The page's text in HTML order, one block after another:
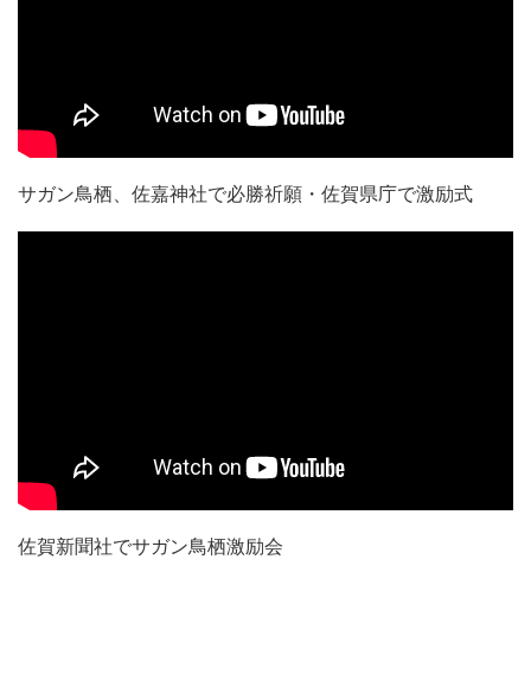
サガン鳥栖、佐嘉神社で必勝祈願・佐賀県庁で激励式
佐賀新聞社でサガン鳥栖激励会